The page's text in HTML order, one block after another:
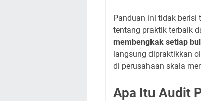
Panduan ini tidak berisi
tentang praktik terbaik
membengkak setiap
langsung dipraktikkan
di perusahaan skala
Apa Itu Audit